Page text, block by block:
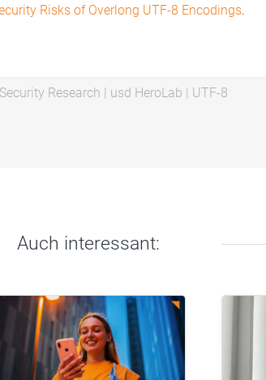
Risks of Overlong UTF-8 Encodings.
Security Research | usd HeroLab | UTF-8
Auch interessant: